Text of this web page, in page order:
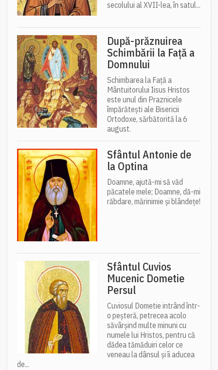
secolului al XVII-lea, în satul...
După-prăznuirea
Schimbării la Față a
Domnului
Schimbarea la Față a
Mântuitorului Iisus Hristos
este unul din Praznicele
împărătești ale Bisericii
Ortodoxe, sărbătorită la 6
august.
Sfântul Antonie de
la Optina
Doamne, ajută-mi să văd
păcatele mele; Doamne, dă-mi
răbdare, mărinimie şi blândeţe!
Sfântul Cuvios
Mucenic Dometie
Persul
Cuviosul Dometie intrând într-
o peșteră, petrecea acolo
săvârșind multe minuni cu
numele lui Hristos, pentru că
dădea tămăduiri celor ce
veneau la dânsul și îi aducea
de...